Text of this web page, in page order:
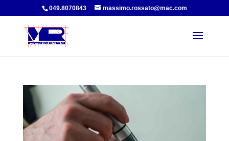
049.8070843 massimo.rossato@mac.com